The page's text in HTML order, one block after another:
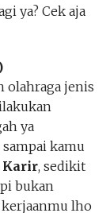
ya? Cek aja
olahraga jenis
ya
kamu
Karir, sedikit
bukan
lho